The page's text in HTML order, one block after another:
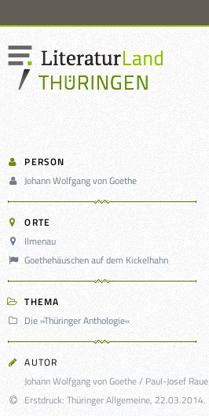
PERSON
Johann Wolfgang von Goethe
ORTE
Ilmenau
Goethehäuschen auf dem Kickelhahn
THEMA
Die »Thüringer Anthologie«
AUTOR
Johann Wolfgang von Goethe / Paul-Josef Raue
Erstdruck: Thüringer Allgemeine, 22.03.2014.